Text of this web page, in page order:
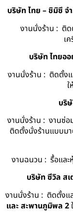
บริษัท ไทย – ชิมิซึ จ
งานนั่งร้าน : ติ
เ
บริษัท ไทยอ
งานนั่งร้าน : ติดตั้ง
บริ
งานนั่งร้าน : งานซ่อ
ติดตั้งนั่งร้านแบบม
งานฉนวน : รื้อแล
บริษัท ซีวิล ส
งานนั่งร้าน : ติดตั้งแ
และ สะพานภูมิพล 2